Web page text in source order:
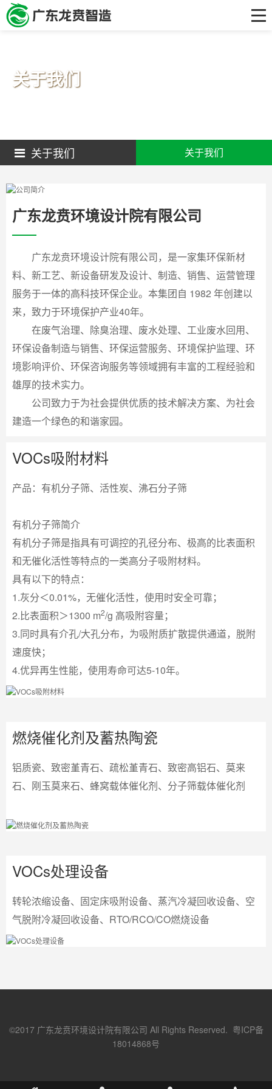
客户案例
新闻资讯
关于我们
关于我们 关于我们
广东龙贲环境设计院有限公司
广东龙贲环境设计院有限公司，是一家集环保新材
料、新工艺、新设备研发及设计、制造、销售、运营管理
服务于一体的高科技环保企业。本集团自 1982 年创建以
来，致力于环境保护产业40年。
在废气治理、除臭治理、废水处理、工业废水回用、
环保设备制造与销售、环保运营服务、环境保护监理、环
境影响评价、环保咨询服务等领域拥有丰富的工程经验和
雄厚的技术实力。
公司致力于为社会提供优质的技术解决方案、为社会
建造一个绿色的和谐家园。
VOCs吸附材料
产品：有机分子筛、活性炭、沸石分子筛
有机分子筛简介
有机分子筛是指具有可调控的孔径分布、极高的比表面积
和无催化活性等特点的一类高分子吸附材料。
具有以下的特点：
1.灰分＜0.01%，无催化活性，使用时安全可靠；
2.比表面积＞1300 m2/g 高吸附容量；
3.同时具有介孔/大孔分布，为吸附质扩散提供通道，脱附
速度快；
4.优异再生性能，使用寿命可达5-10年。
燃烧催化剂及蓄热陶瓷
铝质瓷、致密堇青石、疏松堇青石、致密高铝石、莫来
石、刚玉莫来石、蜂窝载体催化剂、分子筛载体催化剂
VOCs处理设备
转轮浓缩设备、固定床吸附设备、蒸汽冷凝回收设备、空
气脱附冷凝回收设备、RTO/RCO/CO燃烧设备
©2017 广东龙贲环境设计院有限公司 All Rights Reserved. 粤ICP备
18014868号